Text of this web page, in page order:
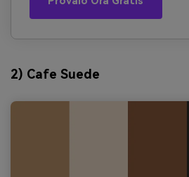
2) Cafe Suede